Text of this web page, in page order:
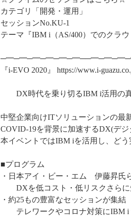
カテゴリ「開発・運用」
セッションNo.KU-1
テーマ『IBM i（AS/400）でのクラウ
『i-EVO 2020』 https://www.i-
DX時代を乗り切るIBM i活用の真
中堅企業向けITソリューションの最
COVID-19を背景に加速するDX(デ
本イベントではIBM iを活用し、どう
■プログラム
・日本アイ・ビー・エム 伊藤昇氏
DXを低コスト・低リスクさらに
・約25もの豊富なセッションが集結
テレワークやコロナ対策にIBM i